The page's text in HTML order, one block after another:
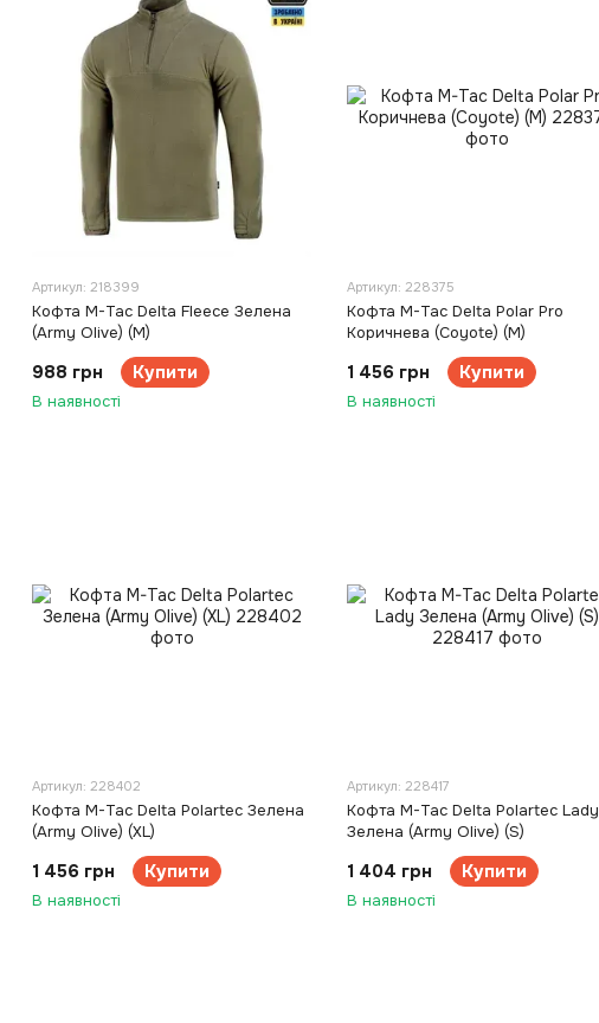
Артикул: 218399
Кофта M-Tac Delta Fleece Зелена
(Army Olive) (M)
988 грн Купити
В наявності
Артикул: 228375
Кофта M-Tac Delta Polar Pro
Коричнева (Coyote) (M)
1 456 грн Купити
В наявності
Артикул: 228402
Кофта M-Tac Delta Polartec Зелена
(Army Olive) (XL)
1 456 грн Купити
В наявності
Артикул: 228417
Кофта M-Tac Delta Polartec Lady
Зелена (Army Olive) (S)
1 404 грн Купити
В наявності